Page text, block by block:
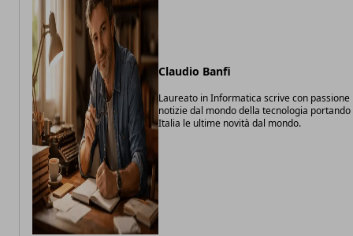
Claudio Banfi
Laureato in Informatica scrive con passione
notizie dal mondo della tecnologia portando
Italia le ultime novità dal mondo.